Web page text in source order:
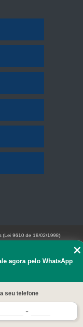
agora pelo WhatsApp
seu telefone
(Lei 9610 de 19/02/1998)